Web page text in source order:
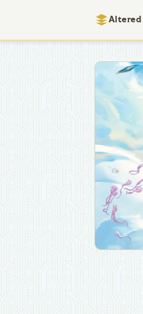
Altered